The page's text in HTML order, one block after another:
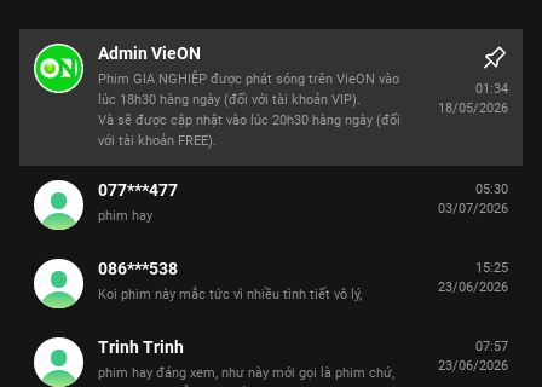
Admin VieON
Phim GIA NGHIỆP được phát sóng trên VieON vào
lúc 18h30 hàng ngày (đối với tài khoản VIP).
Và sẽ được cập nhật vào lúc 20h30 hàng ngày (đối
với tài khoản FREE).
01:34
18/05/2026
077***477
phim hay
05:30
03/07/2026
086***538
Koi phim này mắc tức vì nhiều tình tiết vô lý,
15:25
23/06/2026
Trinh Trinh
phim hay đáng xem, như này mới gọi là phim chứ,
07:57
23/06/2026